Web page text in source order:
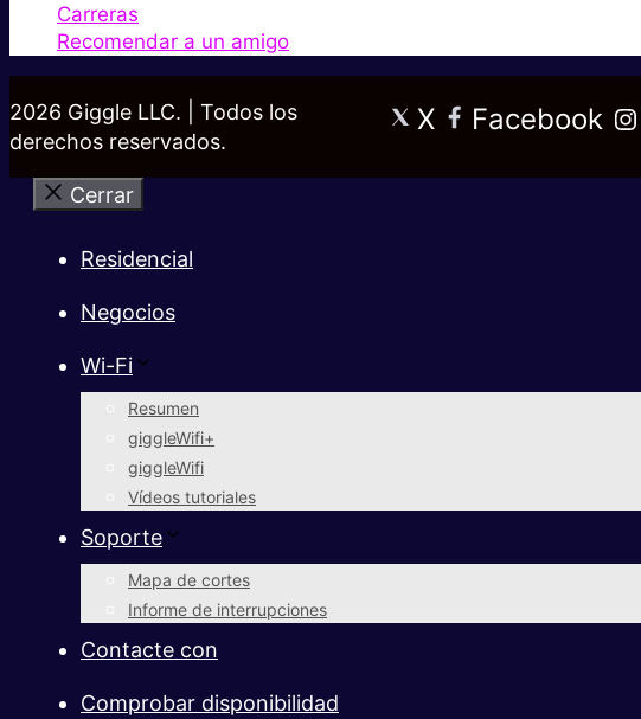
Carreras
Recomendar a un amigo
2026 Giggle LLC. | Todos los
derechos reservados.
X Facebook
Cerrar
Residencial
Negocios
Wi-Fi
Resumen
giggleWifi+
giggleWifi
Vídeos tutoriales
Soporte
Mapa de cortes
Informe de interrupciones
Contacte con
Comprobar disponibilidad